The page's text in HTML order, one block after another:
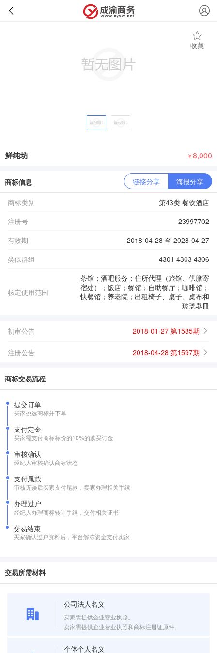
收藏
鲜纯坊 ￥8,000
商标信息 链接分享 海报分享
商标类别
第43类 餐饮酒店
注册号
23997702
有效期
2018-04-28 至 2028-04-27
类似群组
4301 4303 4306
核定使用范围
茶馆；酒吧服务；住所代理（旅馆、供膳寄
宿处）；饭店；餐馆；自助餐厅；咖啡馆；
快餐馆；养老院；出租椅子、桌子、桌布和
玻璃器皿
初审公告 2018-01-27 第1585期
注册公告 2018-04-28 第1597期
商标交易流程
提交订单
买家挑选商标并下单
支付定金
买家需支付商标标价的10%的购买订金
审核确认
经纪人审核确认商标状态
支付尾款
审核无误后买家支付尾款，卖家办理相关手续
办理过户
经纪人办理商标转让手续，交付相关证书
交易结束
买家确认过户资料后，平台解冻资金支付卖家
交易所需材料
公司法人名义
买家需提供企业营业执照。
卖家需提供企业营业执照和商标注册证原件。
个体个人名义